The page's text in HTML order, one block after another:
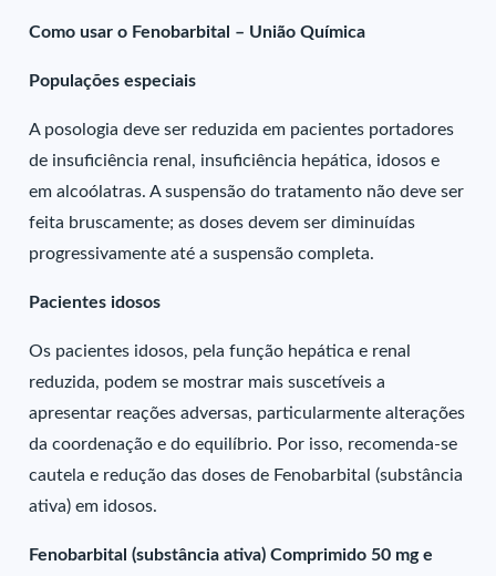
Como usar o Fenobarbital – União Química
Populações especiais
A posologia deve ser reduzida em pacientes portadores
de insuficiência renal, insuficiência hepática, idosos e
em alcoólatras. A suspensão do tratamento não deve ser
feita bruscamente; as doses devem ser diminuídas
progressivamente até a suspensão completa.
Pacientes idosos
Os pacientes idosos, pela função hepática e renal
reduzida, podem se mostrar mais suscetíveis a
apresentar reações adversas, particularmente alterações
da coordenação e do equilíbrio. Por isso, recomenda-se
cautela e redução das doses de Fenobarbital (substância
ativa) em idosos.
Fenobarbital (substância ativa) Comprimido 50 mg e